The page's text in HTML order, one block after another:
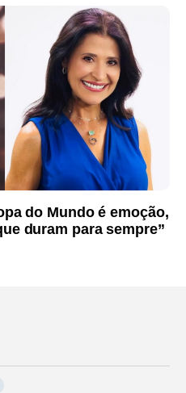
do Mundo é emoção,
duram para sempre”